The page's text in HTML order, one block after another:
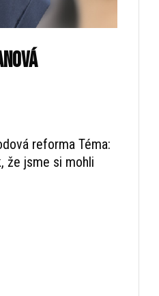
reforma Téma:
že jsme si mohli